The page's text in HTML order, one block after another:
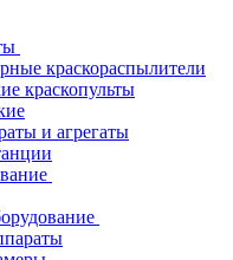
краскораспылители
краскопульты
и агрегаты